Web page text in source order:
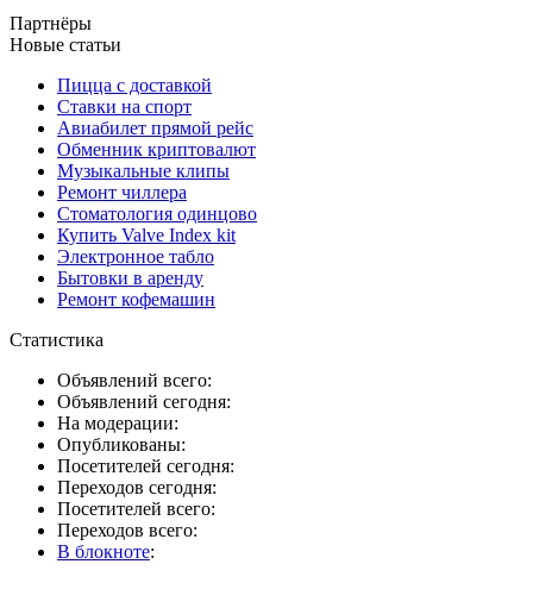
Партнёры
Новые статьи
Пицца с доставкой
Ставки на спорт
Авиабилет прямой рейс
Обменник криптовалют
Музыкальные клипы
Ремонт чиллера
Стоматология одинцово
Купить Valve Index kit
Электронное табло
Бытовки в аренду
Ремонт кофемашин
Статистика
Объявлений всего:
Объявлений сегодня:
На модерации:
Опубликованы:
Посетителей сегодня:
Переходов сегодня:
Посетителей всего:
Переходов всего:
В блокноте: